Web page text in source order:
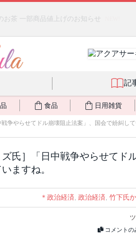
場に活躍するジェルクリーム「アクアサ
記
食品 日用雑貨
戦争やらせてドル崩壊阻止法案」、国会で紛糾して
ズ氏］「日中戦争やらせてド
ますね。
＊政治経済 政治経済 竹下氏
コメントの